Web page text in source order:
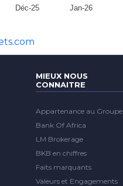
Déc-25 Jan-26
MIEUX NOUS
CONNAITRE
Appartenance au Groupe
Bank Of Africa
LM Brokerage
BKB en chiffres
Faits marquants
Valeurs et Engagements